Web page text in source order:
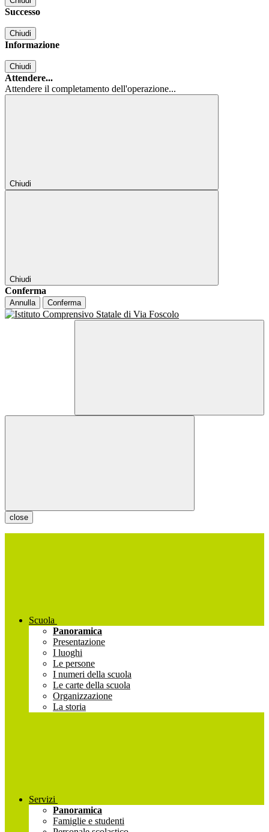
Successo
Chiudi
Informazione
Chiudi
Attendere...
Attendere il completamento dell'operazione...
Chiudi
Chiudi
Conferma
Annulla Conferma
close
Scuola
Panoramica
Presentazione
I luoghi
Le persone
I numeri della scuola
Le carte della scuola
Organizzazione
La storia
Servizi
Panoramica
Famiglie e studenti